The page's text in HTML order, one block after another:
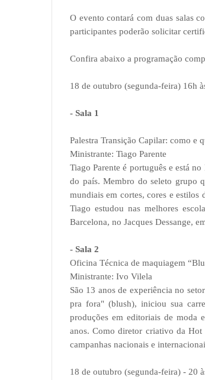
O evento contará com duas salas
participantes poderão solicitar
Confira abaixo a programação
18 de outubro (segunda-feira) 16h
- Sala 1
Palestra Transição Capilar: como e
Ministrante: Tiago Parente
Tiago Parente é português e está
do país. Membro do seleto grupo
mundiais em cortes, cores e
Tiago estudou nas melhores
Barcelona, no Jacques Dessange,
- Sala 2
Oficina Técnica de maquiagem
Ministrante: Ivo Vilela
São 13 anos de experiência no
pra fora" (blush), iniciou sua
produções em editoriais de
anos. Como diretor criativo da Hot
campanhas nacionais e
18 de outubro (segunda-feira) - 20